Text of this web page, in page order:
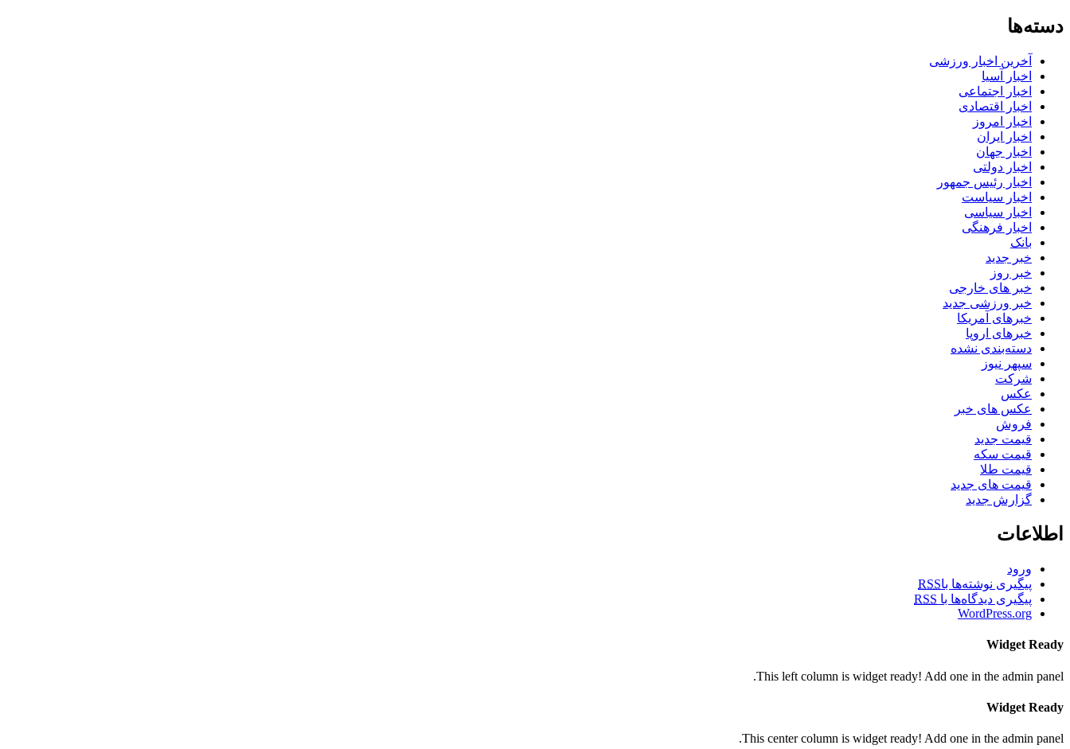
دسته‌ها
آخرین اخبار ورزشی
اخبار آسیا
اخبار اجتماعی
اخبار اقتصادی
اخبار امروز
اخبار ایران
اخبار جهان
اخبار دولتی
اخبار رئیس جمهور
اخبار سیاست
اخبار سیاسی
اخبار فرهنگی
بانک
خبر جدید
خبر روز
خبر های خارجی
خبر ورزشی جدید
خبرهای آمریکا
خبرهای اروپا
دسته‌بندی نشده
سپهر نیوز
شرکت
عکس
عکس های خبر
فروش
قیمت جدید
قیمت سکه
قیمت طلا
قیمت های جدید
گزارش جدید
اطلاعات
ورود
پیگیری نوشته‌ها باRSS
پیگیری دیدگاه‌ها با RSS
WordPress.org
Widget Ready
This left column is widget ready! Add one in the admin panel.
Widget Ready
This center column is widget ready! Add one in the admin panel.